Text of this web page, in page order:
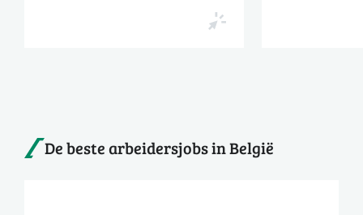
De beste arbeidersjobs in België